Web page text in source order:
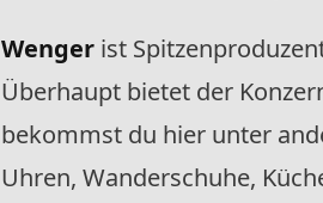
Wenger ist
Überhaupt bietet der
bekommst du hier unter
Uhren, Wanderschuhe,